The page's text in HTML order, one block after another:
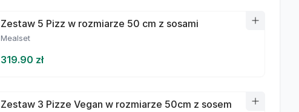
Zestaw 5 Pizz w rozmiarze 50 cm z sosami
Mealset
319.90 zł
Zestaw 3 Pizze Vegan w rozmiarze 50cm z sosem